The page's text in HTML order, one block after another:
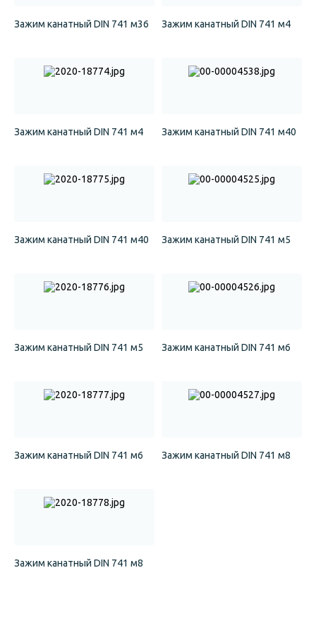
Зажим канатный DIN 741 м36 Зажим канатный DIN 741 м4
Зажим канатный DIN 741 м4 Зажим канатный DIN 741 м40
Зажим канатный DIN 741 м40 Зажим канатный DIN 741 м5
Зажим канатный DIN 741 м5 Зажим канатный DIN 741 м6
Зажим канатный DIN 741 м6 Зажим канатный DIN 741 м8
Зажим канатный DIN 741 м8